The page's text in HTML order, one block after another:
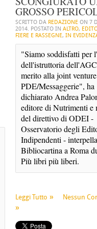
GROSSO
SCRITTO DA REDAZIONEON 7
2014. POSTATO IN ALTRO,
FIERE E RASSEGNE, IN
"Siamo soddisfatti per
dell'istruttoria
merito alla joint venture
PDE/Messaggerie", ha
dichiarato Andrea
editore di Nutrimenti e
del direttivo di ODEI -
Osservatorio degli
Indipendenti -
Bibliocartina a Roma
Più libri più liberi.
Leggi Tutto Nessun